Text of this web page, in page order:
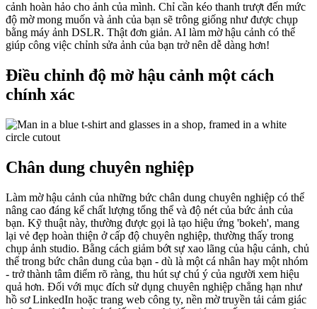
cảnh hoàn hảo cho ảnh của mình. Chỉ cần kéo thanh trượt đến mức
độ mờ mong muốn và ảnh của bạn sẽ trông giống như được chụp
bằng máy ảnh DSLR. Thật đơn giản. AI làm mờ hậu cảnh có thể
giúp công việc chỉnh sửa ảnh của bạn trở nên dễ dàng hơn!
Điều chỉnh độ mờ hậu cảnh một cách
chính xác
Chân dung chuyên nghiệp
Làm mờ hậu cảnh của những bức chân dung chuyên nghiệp có thể
nâng cao đáng kể chất lượng tổng thể và độ nét của bức ảnh của
bạn. Kỹ thuật này, thường được gọi là tạo hiệu ứng 'bokeh', mang
lại vẻ đẹp hoàn thiện ở cấp độ chuyên nghiệp, thường thấy trong
chụp ảnh studio. Bằng cách giảm bớt sự xao lãng của hậu cảnh, chủ
thể trong bức chân dung của bạn - dù là một cá nhân hay một nhóm
- trở thành tâm điểm rõ ràng, thu hút sự chú ý của người xem hiệu
quả hơn. Đối với mục đích sử dụng chuyên nghiệp chẳng hạn như
hồ sơ LinkedIn hoặc trang web công ty, nền mờ truyền tải cảm giác